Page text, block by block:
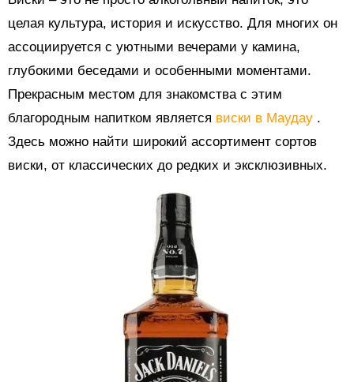
целая культура, история и искусство. Для многих он
ассоциируется с уютными вечерами у камина,
глубокими беседами и особенными моментами.
Прекрасным местом для знакомства с этим
благородным напитком является виски в Маудау .
Здесь можно найти широкий ассортимент сортов
виски, от классических до редких и эксклюзивных.